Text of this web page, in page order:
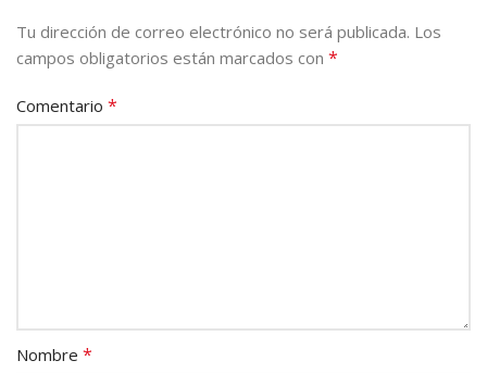
Tu dirección de correo electrónico no será publicada. Los
campos obligatorios están marcados con *
Comentario *
Nombre *